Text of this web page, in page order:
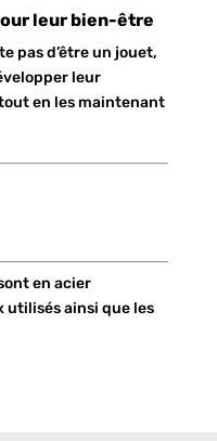
leur bien-être
pas d’être un jouet,
leur
en les maintenant
en acier
utilisés ainsi que les